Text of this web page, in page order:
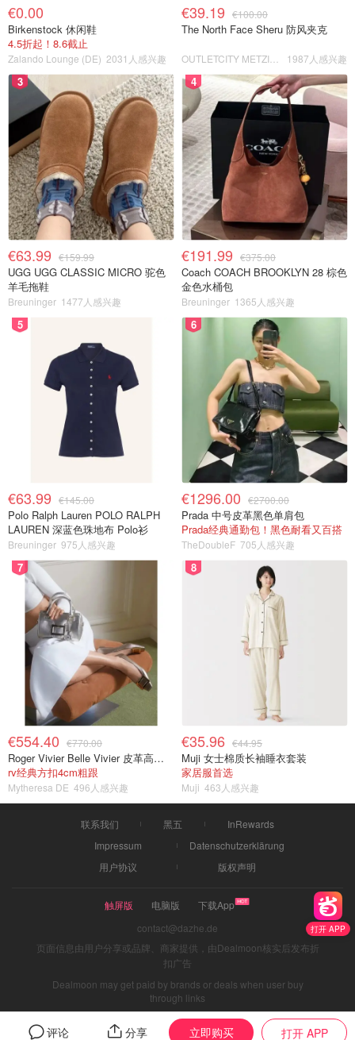
打开 APP
评论 分享 立即购买 打开 APP
€0.00
Birkenstock 休闲鞋
4.5折起！8.6截止
Zalando Lounge (DE) 2031人感兴趣
€39.19 €100.00
The North Face Sheru 防风夹克
1987人感兴趣
3
€63.99 €159.99
UGG UGG CLASSIC MICRO 驼色
羊毛拖鞋
Breuninger 1477人感兴趣
4
€191.99 €375.00
Coach COACH BROOKLYN 28 棕色
金色水桶包
Breuninger 1365人感兴趣
5
€63.99 €145.00
Polo Ralph Lauren POLO RALPH
LAUREN 深蓝色珠地布 Polo衫
Breuninger 975人感兴趣
6
€1296.00 €2700.00
Prada 中号皮革黑色单肩包
Prada经典通勤包！黑色耐看又百搭
TheDoubleF 705人感兴趣
7
€554.40 €770.00
Roger Vivier Belle Vivier 皮革高跟鞋
rv经典方扣4cm粗跟
Mytheresa DE 496人感兴趣
8
€35.96 €44.95
Muji 女士棉质长袖睡衣套装
家居服首选
Muji 463人感兴趣
联系我们 黑五
InRewards
Impressum
Datenschutzerklärung
用户协议
版权声明
触屏版 电脑版
下载App
contact@dazhe.de
页面信息由用户分享或品牌、商家提供，由Dealmoon核实后发布折
扣广告
Dealmoon may get paid by brands or deals when user buy
through links